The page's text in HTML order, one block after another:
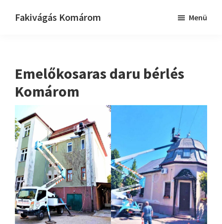
Fakivágás Komárom Menü
Emelőkosaras daru bérlés
Komárom